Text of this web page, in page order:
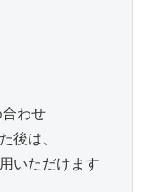
わせ
後は、
いただけます